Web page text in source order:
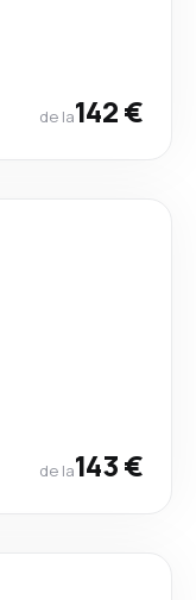
de la142 €
de la143 €